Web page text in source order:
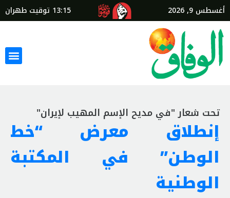
أغسطس 9, 2026 13:15 توقيت طهران
تحت شعار "في مديح الإسم المهيب لإيران"
إنطلاق معرض “خط
الوطن” في المكتبة
الوطنية